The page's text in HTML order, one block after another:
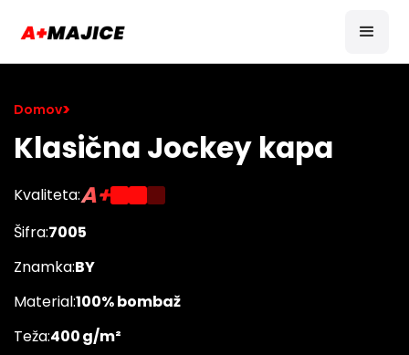
Domov>
Klasična Jockey kapa
Kvaliteta:A+
Šifra:7005
Znamka:BY
Material:100% bombaž
Teža:400 g/m²